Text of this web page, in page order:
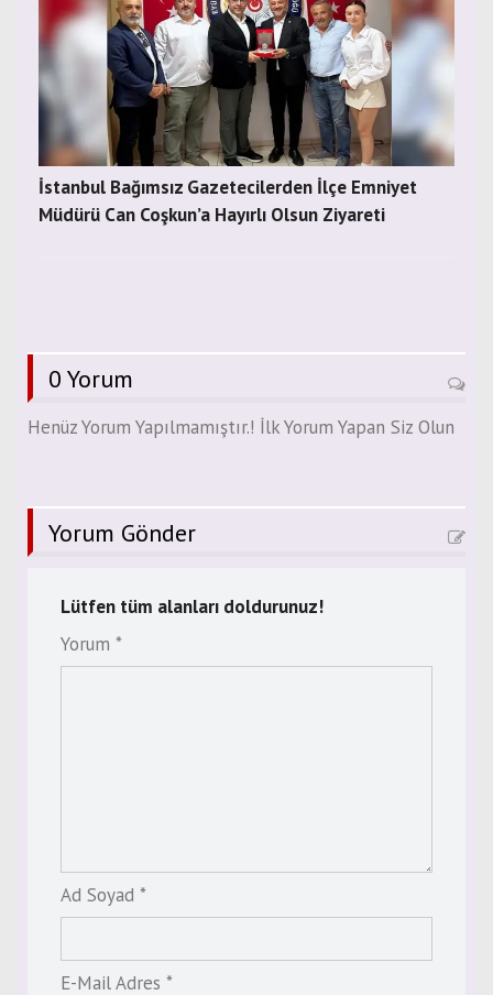
İstanbul Bağımsız Gazetecilerden İlçe Emniyet
Müdürü Can Coşkun’a Hayırlı Olsun Ziyareti
0 Yorum
Henüz Yorum Yapılmamıştır.! İlk Yorum Yapan Siz Olun
Yorum Gönder
Lütfen tüm alanları doldurunuz!
Yorum *
Ad Soyad *
E-Mail Adres *